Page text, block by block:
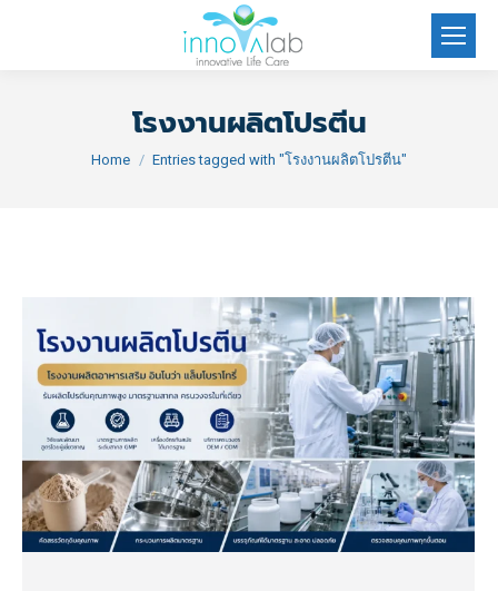
โรงงานผลิตโปรตีน
You are here:
Home Entries tagged with "โรงงานผลิตโปรตีน"